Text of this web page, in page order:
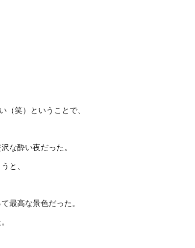
（笑）ということで、
な酔い夜だった。
と、
最高な景色だった。